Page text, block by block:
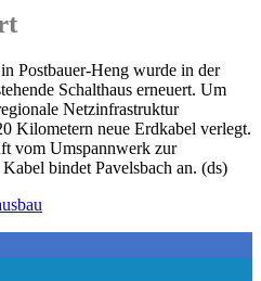
Postbauer-Heng wurde in der
Schalthaus erneuert. Um
Netzinfrastruktur
Kilometern neue Erdkabel verlegt.
vom Umspannwerk zur
bindet Pavelsbach an. (ds)